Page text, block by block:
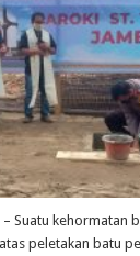
Suatu kehormatan
peletakan batu